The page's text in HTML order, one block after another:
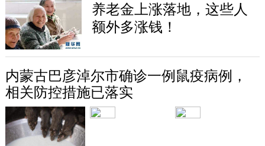
养老金上涨落地，这些人
额外多涨钱！
内蒙古巴彦淖尔市确诊一例鼠疫病例，
相关防控措施已落实